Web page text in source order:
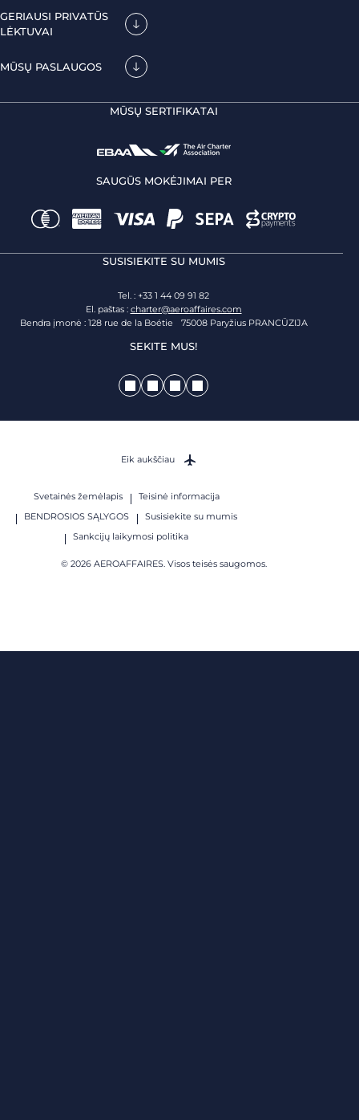
GERIAUSI PRIVATŪS
LĖKTUVAI
MŪSŲ PASLAUGOS
MŪSŲ SERTIFIKATAI
SAUGŪS MOKĖJIMAI PER
SUSISIEKITE SU MUMIS
Tel. : +33 1 44 09 91 82
El. paštas : charter@aeroaffaires.com
Bendra įmonė : 128 rue de la Boétie 75008 Paryžius PRANCŪZIJA
SEKITE MUS!
Svetainės žemėlapis
Teisinė informacija
BENDROSIOS SĄLYGOS
Susisiekite su mumis
Sankcijų laikymosi politika
© 2026 AEROAFFAIRES. Visos teisės saugomos.
Eik aukščiau